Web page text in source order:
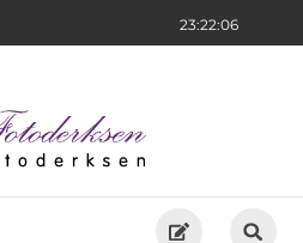
23:22:07